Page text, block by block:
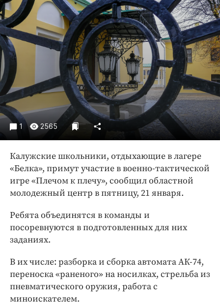
Криминал
Культура
Недвижимость и ЖКХ
Образование
Общество
Погода
Праздники
Происшествия
Спорт
Экономика и бизнес
ПРОЕКТЫ
Блоги
Издания
Клиника года
Работодатель года
1 2565
Калужские школьники, отдыхающие в лагере
«Белка», примут участие в военно-тактической
игре «Плечом к плечу», сообщил областной
молодежный центр в пятницу, 21 января.
Ребята объединятся в команды и
посоревнуются в подготовленных для них
заданиях.
В их числе: разборка и сборка автомата АК-74,
переноска «раненого» на носилках, стрельба из
пневматического оружия, работа с
миноискателем.